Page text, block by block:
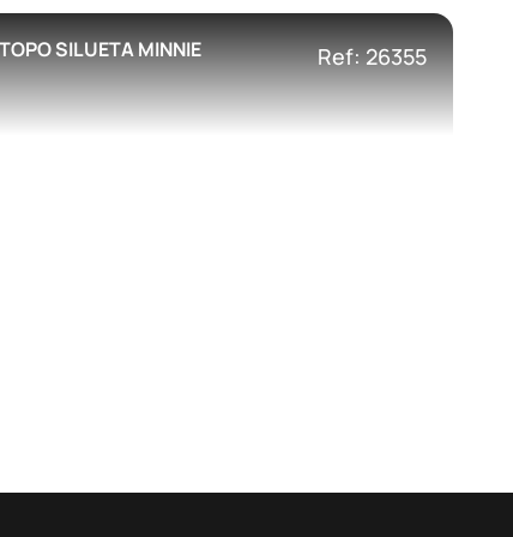
SILUETA MINNIE Ref: 26355